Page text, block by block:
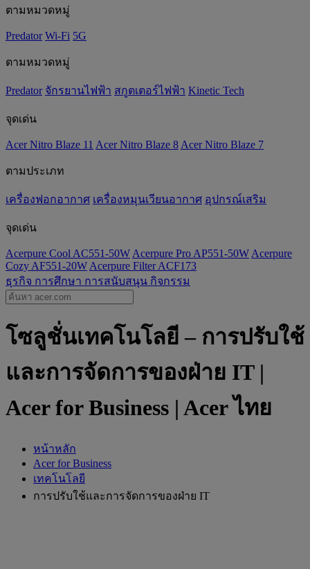
ตามหมวดหมู่
Predator Wi-Fi 5G
ตามหมวดหมู่
Predator จักรยานไฟฟ้า สกูตเตอร์ไฟฟ้า Kinetic Tech
จุดเด่น
Acer Nitro Blaze 11 Acer Nitro Blaze 8 Acer Nitro Blaze 7
ตามประเภท
เครื่องฟอกอากาศ เครื่องหมุนเวียนอากาศ อุปกรณ์เสริม
จุดเด่น
Acerpure Cool AC551-50W Acerpure Pro AP551-50W Acerpure
Cozy AF551-20W Acerpure Filter ACF173
ธุรกิจ การศึกษา การสนับสนุน กิจกรรม
โซลูชั่นเทคโนโลยี – การปรับใช้
และการจัดการของฝ่าย IT |
Acer for Business | Acer ไทย
หน้าหลัก
Acer for Business
เทคโนโลยี
การปรับใช้และการจัดการของฝ่าย IT